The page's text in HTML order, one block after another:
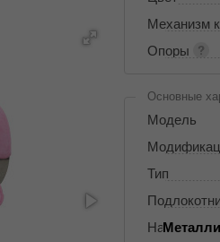
Механизм
Опоры
Основные
Модель
Тип
Накладки